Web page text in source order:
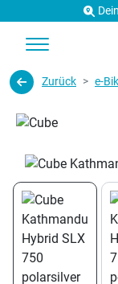
Zurück e-